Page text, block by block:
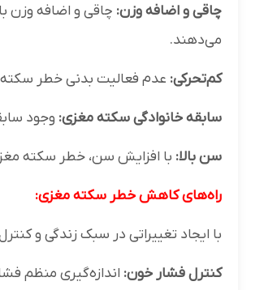
چاقی و اضافه وزن: چاقی و اضافه وزن
می‌دهند.
کم‌تحرکی: عدم فعالیت بدنی خطر
سابقه خانوادگی سکته مغزی: وجود
سن بالا: با افزایش سن، خطر سکته
راه‌های کاهش خطر سکته مغزی:
با ایجاد تغییراتی در سبک زندگی و
کنترل فشار خون: اندازه‌گیری منظم